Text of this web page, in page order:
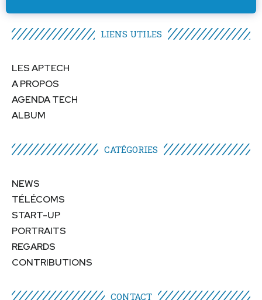
LIENS UTILES​
LES APTECH
A PROPOS
AGENDA TECH
ALBUM
CATÉGORIES​
NEWS
TÉLÉCOMS
START-UP
PORTRAITS
REGARDS
CONTRIBUTIONS
CONTACT